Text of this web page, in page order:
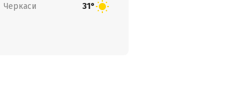
Черкаси 31°